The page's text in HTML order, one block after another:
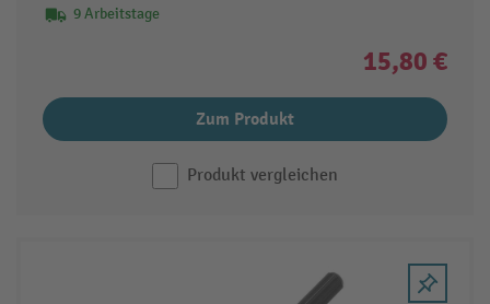
9 Arbeitstage
15,80 €
Zum Produkt
Produkt vergleichen